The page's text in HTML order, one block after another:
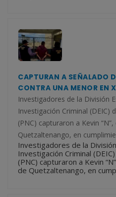
CAPTURAN A SEÑALADO
CONTRA UNA MENOR EN
Investigadores de la División
Investigación Criminal (DEIC)
(PNC) capturaron a Kevin
Quetzaltenango, en
Investigadores de la
Investigación Criminal
(PNC) capturaron a Kevin
de Quetzaltenango, en